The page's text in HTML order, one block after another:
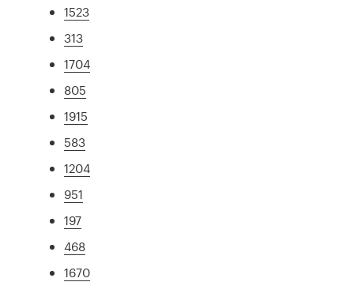
1523
313
1704
805
1915
583
1204
951
197
468
1670